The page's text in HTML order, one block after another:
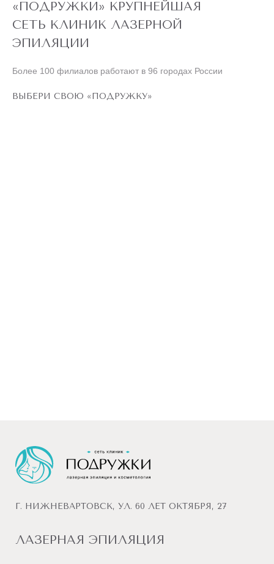
«ПОДРУЖКИ» КРУПНЕЙШАЯ
СЕТЬ КЛИНИК ЛАЗЕРНОЙ
ЭПИЛЯЦИИ
Более 100 филиалов работают в 96 городах России
ВЫБЕРИ СВОЮ «ПОДРУЖКУ»
Г. НИЖНЕВАРТОВСК, УЛ. 60 ЛЕТ ОКТЯБРЯ, 27
ЛАЗЕРНАЯ ЭПИЛЯЦИЯ